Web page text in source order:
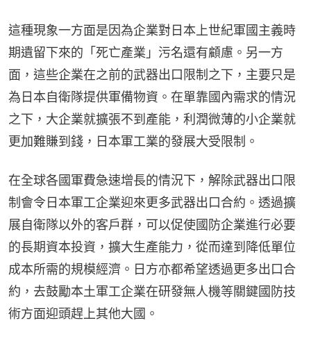
這種現象一方面是因為企業對日本上世紀軍國主義時
期遺留下來的「死亡產業」污名還有顧慮。另一方
面，這些企業在之前的武器出口限制之下，主要只是
為日本自衛隊提供軍備物資。在單靠國內需求的情況
之下，大企業就擴張不到產能，利潤微薄的小企業就
更加難賺到錢，日本軍工業的發展大受限制。
在全球各國軍費急速增長的情況下，解除武器出口限
制會令日本軍工企業迎來更多武器出口合約。透過擴
展自衛隊以外的客戶群，可以促使國防企業進行必要
的長期資本投資，擴大生產能力，從而達到降低單位
成本所需的規模經濟。日方亦都希望透過更多出口合
約，去鼓勵本土軍工企業在研發無人機等關鍵國防技
術方面迎頭趕上其他大國。